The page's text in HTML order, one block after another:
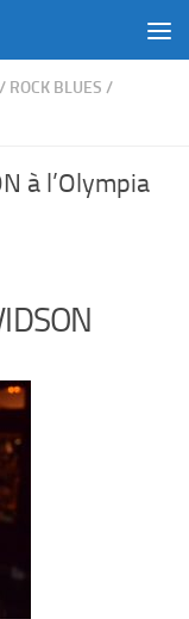
/ ROCK BLUES /
à l’Olympia